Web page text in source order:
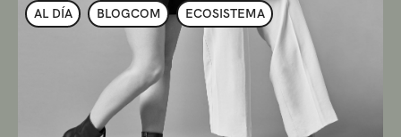
AL DÍA BLOGCOM ECOSISTEMA